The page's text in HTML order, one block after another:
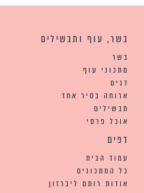
בשר, עוף ותבשילים
בשר
מתכוני עוף
דגים
ארוחה בסיר אחד
תבשילים
אוכל פרסי
דפים
עמוד הבית
כל המתכונים
אודות רותם ליברזון